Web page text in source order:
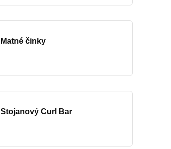
Matné činky
Stojanový Curl Bar